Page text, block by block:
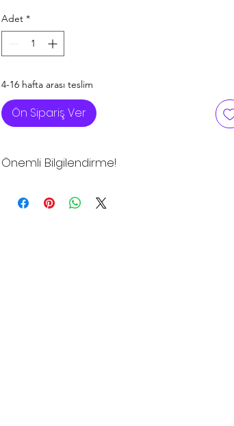
Adet *
4-16 hafta arası teslim
Ön Sipariş Ver
Önemli Bilgilendirme!
fiyatlarıdır